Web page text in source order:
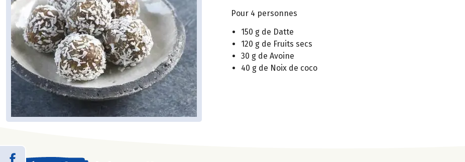
Pour 4 personnes
150 g de Datte
120 g de Fruits secs
30 g de Avoine
40 g de Noix de coco